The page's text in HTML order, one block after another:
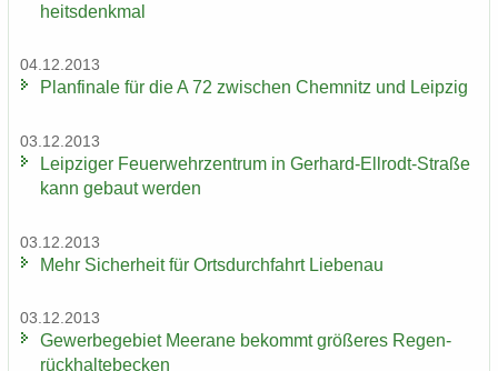
heits­denk­mal
04.12.2013
Plan­fi­na­le für die A 72 zwi­schen Chem­nitz und Leip­zig
03.12.2013
Leip­zi­ger Feu­er­wehr­zen­trum in Gerhard-​Ellrodt-Straße
kann ge­baut wer­den
03.12.2013
Mehr Si­cher­heit für Orts­durch­fahrt Lie­be­nau
03.12.2013
Ge­wer­be­ge­biet Meer­a­ne be­kommt grö­ße­res Re­gen­
rück­hal­te­be­cken